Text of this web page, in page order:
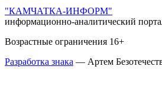
"КАМЧАТКА-ИНФОРМ"
информационно-аналитический
Возрастные ограничения 16+
Разработка знака — Артем